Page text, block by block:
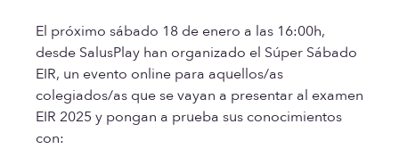
El próximo sábado 18 de enero a las 16:00h,
desde SalusPlay han organizado el Súper Sábado
EIR, un evento online para aquellos/as
colegiados/as que se vayan a presentar al examen
EIR 2025 y pongan a prueba sus conocimientos
con: